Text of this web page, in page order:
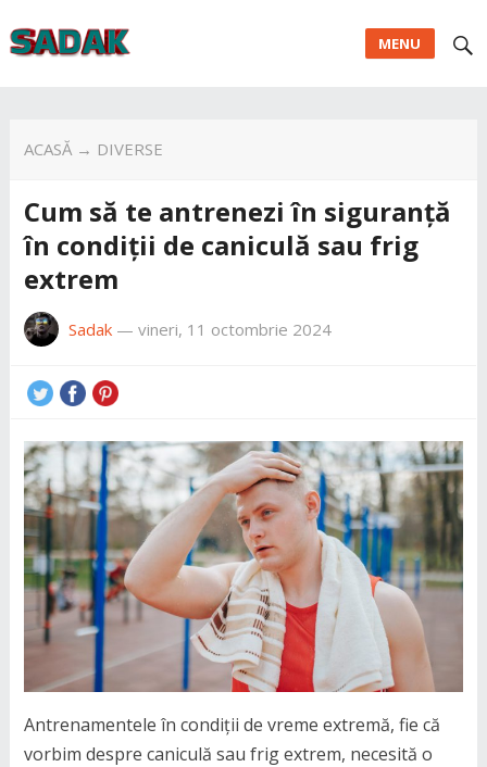
MENU
ACASĂ→ DIVERSE
Cum să te antrenezi în siguranță
în condiții de caniculă sau frig
extrem
Sadak— vineri, 11 octombrie 2024
Antrenamentele în condiții de vreme extremă, fie că
vorbim despre caniculă sau frig extrem, necesită o